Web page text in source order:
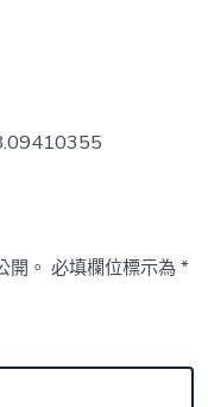
開。 必填欄位標示為*